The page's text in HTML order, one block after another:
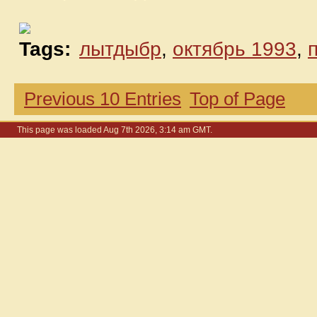
Tags: лытдыбр, октябрь 1993,
Previous 10 Entries Top of Page
This page was loaded Aug 7th 2026, 3:14 am GMT.